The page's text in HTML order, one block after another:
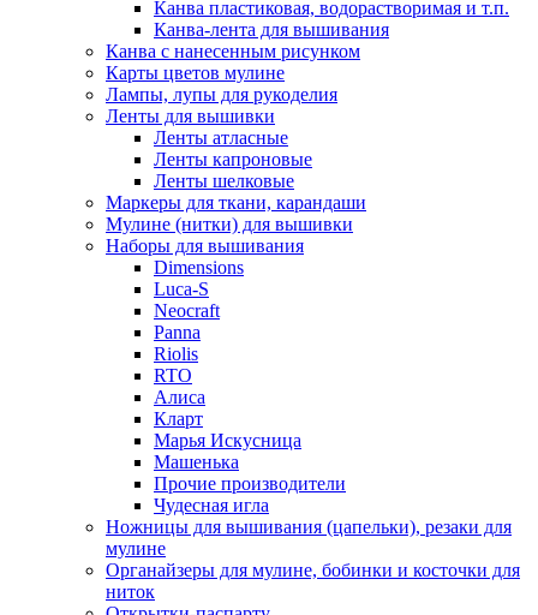
Канва пластиковая, водорастворимая и т.п.
Канва-лента для вышивания
Канва с нанесенным рисунком
Карты цветов мулине
Лампы, лупы для рукоделия
Ленты для вышивки
Ленты атласные
Ленты капроновые
Ленты шелковые
Маркеры для ткани, карандаши
Мулине (нитки) для вышивки
Наборы для вышивания
Dimensions
Luca-S
Neocraft
Panna
Riolis
RTO
Алиса
Кларт
Марья Искусница
Машенька
Прочие производители
Чудесная игла
Ножницы для вышивания (цапельки), резаки для
мулине
Органайзеры для мулине, бобинки и косточки для
ниток